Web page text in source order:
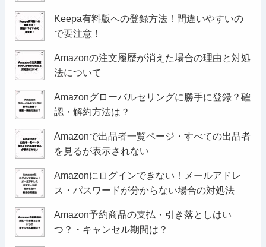
Keepa有料版への登録方法！間違いやすいの
で要注意！
Amazonの注文履歴が消えた場合の理由と対処
法について
Amazonグローバルセリングに勝手に登録？確
認・解約方法は？
Amazonで出品者一覧ページ・すべての出品者
を見るが表示されない
Amazonにログインできない！メールアドレ
ス・パスワードが分からない場合の対処法
Amazon予約商品の支払・引き落としはい
つ？・キャンセル期間は？